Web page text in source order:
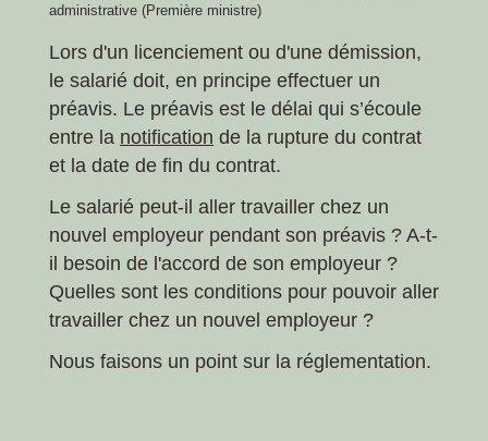
administrative (Première ministre)
Lors d'un licenciement ou d'une démission,
le salarié doit, en principe effectuer un
préavis. Le préavis est le délai qui s’écoule
entre la notification de la rupture du contrat
et la date de fin du contrat.
Le salarié peut-il aller travailler chez un
nouvel employeur pendant son préavis ? A-t-
il besoin de l'accord de son employeur ?
Quelles sont les conditions pour pouvoir aller
travailler chez un nouvel employeur ?
Nous faisons un point sur la réglementation.